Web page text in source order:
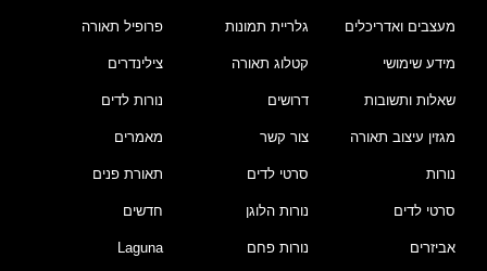
מעצבים ואדריכלים
מידע שימושי
שאלות ותשובות
מגזין עיצוב תאורה
גלריית תמונות
קטלוג תאורה
דרושים
צור קשר
פרופיל תאורה
צילינדרים
נורות לדים
מאמרים
נורות
סרטי לדים
אביזרים
סרטי לדים
נורות הלוגן
נורות פחם
תאורת פנים
חדשים
Laguna